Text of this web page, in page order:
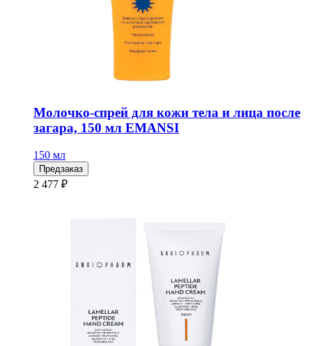
Молочко-спрей для кожи тела и лица после
загара, 150 мл EMANSI
150 мл
Предзаказ
2 477 ₽